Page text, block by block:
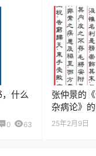
，什么
0 63
张仲景的
杂病论》
25年2月9日